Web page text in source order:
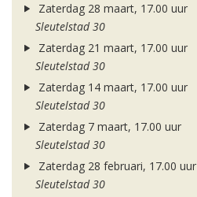
Zaterdag 28 maart, 17.00 uur
Sleutelstad 30
Zaterdag 21 maart, 17.00 uur
Sleutelstad 30
Zaterdag 14 maart, 17.00 uur
Sleutelstad 30
Zaterdag 7 maart, 17.00 uur
Sleutelstad 30
Zaterdag 28 februari, 17.00 uur
Sleutelstad 30